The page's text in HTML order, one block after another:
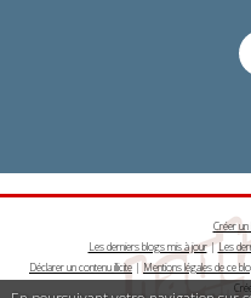
Créer un
Les derniers blogs mis à jour|Les
Déclarer un contenu illicite| Mentions légales de ce